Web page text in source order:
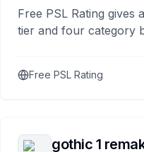
Free PSL Rating gives
tier and four category
Free PSL Rating
gothic 1